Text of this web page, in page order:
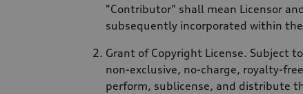
"Contributor" shall mean Licensor
subsequently incorporated within
Grant of Copyright License. Subject
non-exclusive, no-charge, royalty-
perform, sublicense, and distribute